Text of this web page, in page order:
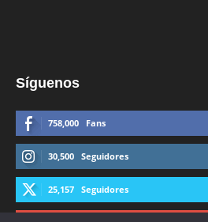
Síguenos
758,000 Fans
30,500 Seguidores
25,157 Seguidores